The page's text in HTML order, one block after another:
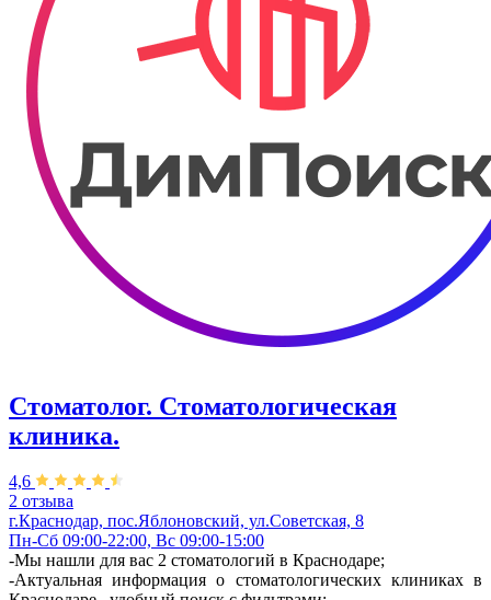
Стоматолог. Стоматологическая
клиника.
4,6
2 отзыва
г.Краснодар, пос.Яблоновский, ул.Советская, 8
Пн-Сб 09:00-22:00, Вс 09:00-15:00
-Мы нашли для вас 2 стоматологий в Краснодаре;
-Актуальная информация о стоматологических клиниках в